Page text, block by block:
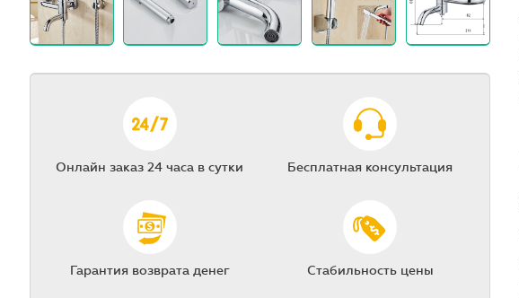
Онлайн заказ 24 часа в сутки Бесплатная консультация
Гарантия возврата денег Стабильность цены